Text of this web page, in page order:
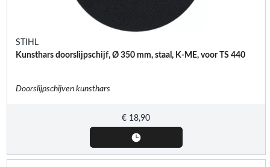
STIHL
Kunsthars doorslijpschijf, Ø 350 mm, staal, K-ME, voor TS 440
Doorslijpschijven kunsthars
€ 18,90